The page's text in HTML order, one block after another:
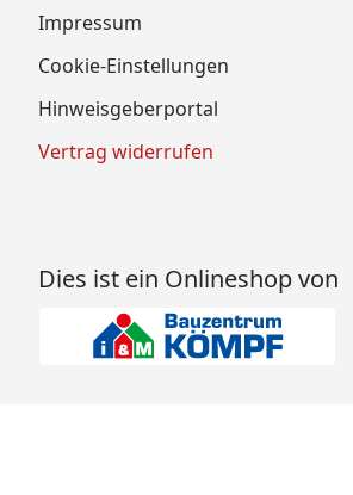
Impressum
Cookie-Einstellungen
Hinweisgeberportal
Vertrag widerrufen
Dies ist ein Onlineshop von